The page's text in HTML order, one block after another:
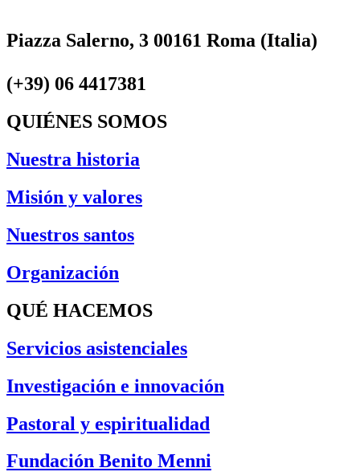
Piazza Salerno, 3 00161 Roma (Italia)
(+39) 06 4417381
QUIÉNES SOMOS
Nuestra historia
Misión y valores
Nuestros santos
Organización
QUÉ HACEMOS
Servicios asistenciales
Investigación e innovación
Pastoral y espiritualidad
Fundación Benito Menni